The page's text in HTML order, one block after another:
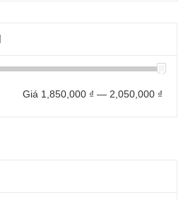
Giá
Giá
Giá 1,850,000 ₫ — 2,050,000 ₫